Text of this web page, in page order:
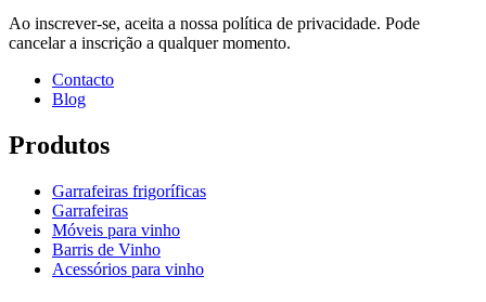
Ao inscrever-se, aceita a nossa política de privacidade. Pode
cancelar a inscrição a qualquer momento.
Contacto
Blog
Produtos
Garrafeiras frigoríficas
Garrafeiras
Móveis para vinho
Barris de Vinho
Acessórios para vinho